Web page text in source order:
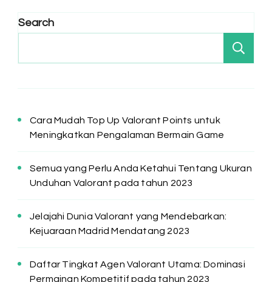
Search
Cara Mudah Top Up Valorant Points untuk
Meningkatkan Pengalaman Bermain Game
Semua yang Perlu Anda Ketahui Tentang Ukuran
Unduhan Valorant pada tahun 2023
Jelajahi Dunia Valorant yang Mendebarkan:
Kejuaraan Madrid Mendatang 2023
Daftar Tingkat Agen Valorant Utama: Dominasi
Permainan Kompetitif pada tahun 2023